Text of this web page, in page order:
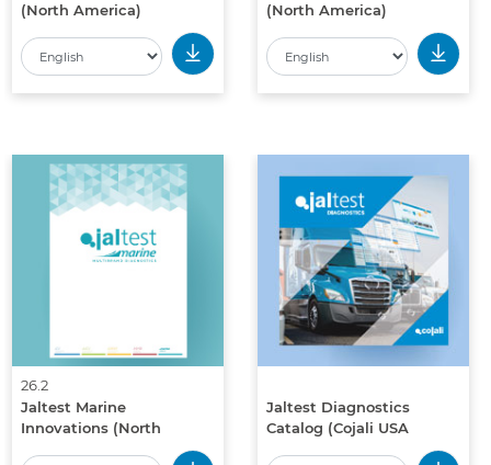
(North America)
(North America)
26.2
Jaltest Marine
Innovations (North
Jaltest Diagnostics
Catalog (Cojali USA